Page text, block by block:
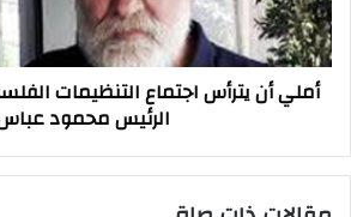
في
موسكو
الرئيس
محمود
أملي أن يترأس اجتماع التنظيمات
الرئيس محمود